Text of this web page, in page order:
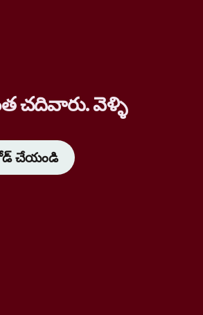
చదివారు. వెళ్ళి
చేయండి